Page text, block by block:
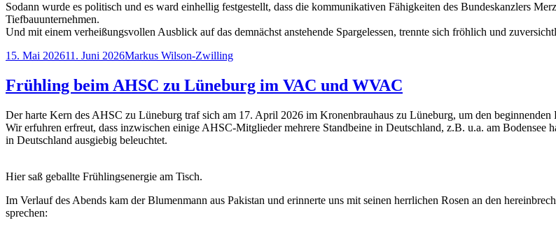
Sodann wurde es politisch und es ward einhellig festgestellt, dass die kommunikativen Fähigkeiten des Bundeskanzlers
Tiefbauunternehmen.
Und mit einem verheißungsvollen Ausblick auf das demnächst anstehende Spargelessen, trennte sich fröhlich und
Veröffentlicht
15. Mai 202611. Juni 2026Autor
Markus Wilson-Zwilling
Frühling beim AHSC zu Lüneburg im VAC und WVAC
Der harte Kern des AHSC zu Lüneburg traf sich am 17. April 2026 im Kronenbrauhaus zu Lüneburg, um den beginnenden
Wir erfuhren erfreut, dass inzwischen einige AHSC-Mitglieder mehrere Standbeine in Deutschland, z.B. u.a. am
in Deutschland ausgiebig beleuchtet.
Hier saß geballte Frühlingsenergie am Tisch.
Im Verlauf des Abends kam der Blumenmann aus Pakistan und erinnerte uns mit seinen herrlichen Rosen an den
sprechen: